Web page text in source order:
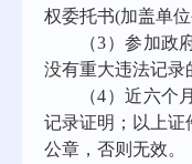
权委托书(加盖单
（3）参加政
没有重大违法记录
（4）近六个
记录证明；以上证
公章，否则无效。